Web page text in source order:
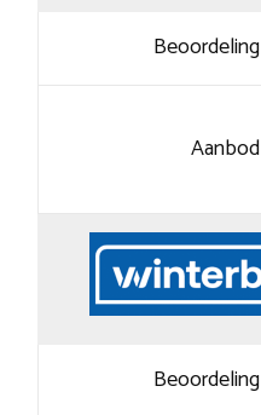
Beoordeling
Aanbod
Beoordeling